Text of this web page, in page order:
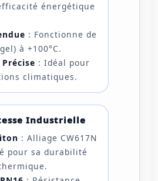
énergétique
: Fonctionne de
à +100°C.
: Idéal pour
climatiques.
Industrielle
: Alliage CW617N
pour sa durabilité